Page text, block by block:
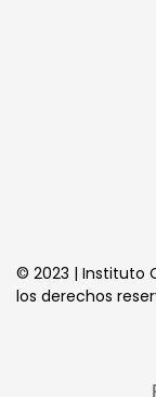
© 2023 | Instituto
los derechos